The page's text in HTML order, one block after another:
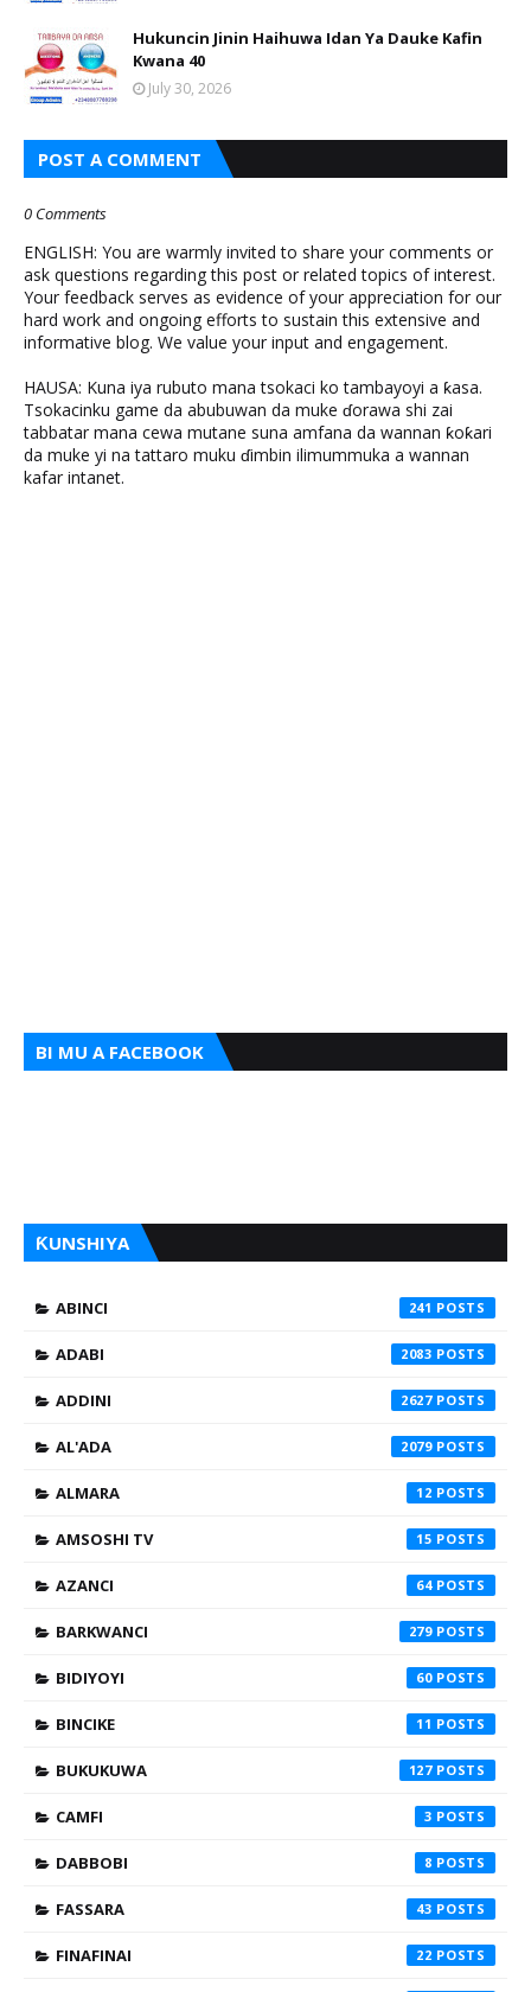
Hukuncin Jinin Haihuwa Idan Ya Dauke Kafin
Kwana 40
July 30, 2026
POST A COMMENT
0 Comments
ENGLISH: You are warmly invited to share your comments or
ask questions regarding this post or related topics of interest.
Your feedback serves as evidence of your appreciation for our
hard work and ongoing efforts to sustain this extensive and
informative blog. We value your input and engagement.
HAUSA: Kuna iya rubuto mana tsokaci ko tambayoyi a ƙasa.
Tsokacinku game da abubuwan da muke ɗorawa shi zai
tabbatar mana cewa mutane suna amfana da wannan ƙoƙari
da muke yi na tattaro muku ɗimbin ilimummuka a wannan
kafar intanet.
BI MU A FACEBOOK
ƘUNSHIYA
ABINCI 241
ADABI 2083
ADDINI 2627
AL'ADA 2079
ALMARA 12
AMSOSHI TV 15
AZANCI 64
BARKWANCI 279
BIDIYOYI 60
BINCIKE 11
BUKUKUWA 127
CAMFI 3
DABBOBI 8
FASSARA 43
FINAFINAI 22